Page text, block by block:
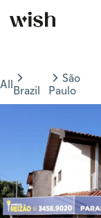
AllBrazil
São
Paulo